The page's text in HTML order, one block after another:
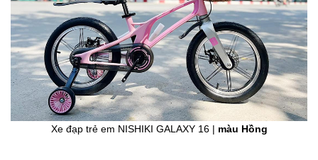
Xe đạp trẻ em NISHIKI GALAXY 16 | màu Hồng